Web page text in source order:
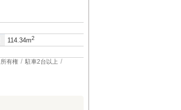
114.34m2
所有権
駐車2台以上